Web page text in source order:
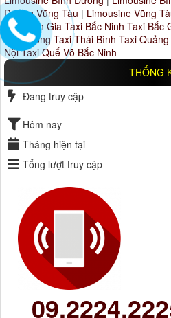
Dương Vũng Tàu | Limousine Vũng
Sơn Tĩnh Gia Taxi Bắc Ninh Taxi Bắc
Hải Dương Taxi Thái Bình Taxi
Nội Taxi Quế Võ Bắc Ninh
THỐNG
Đang truy cập
Hôm nay
Tháng hiện tại
Tổng lượt truy cập